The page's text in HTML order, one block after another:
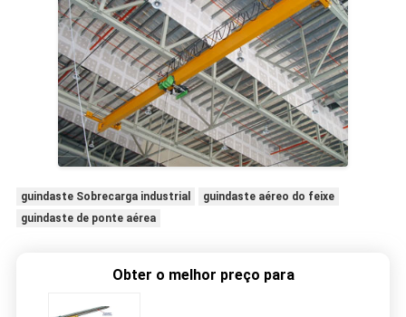
guindaste Sobrecarga industrial
guindaste aéreo do feixe
guindaste de ponte aérea
Obter o melhor preço para